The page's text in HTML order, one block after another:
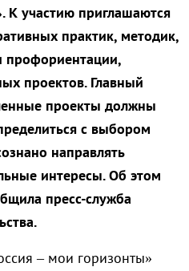
К участию приглашаются
практик, методик,
профориентации,
проектов. Главный
проекты должны
с выбором
направлять
интересы. Об этом
пресс-служба
– мои горизонты»